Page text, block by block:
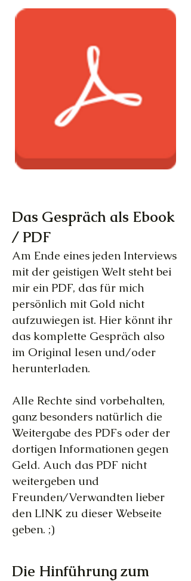
Das Gespräch als Ebook
/ PDF
Am Ende eines jeden Interviews
mit der geistigen Welt steht bei
mir ein PDF, das für mich
persönlich mit Gold nicht
aufzuwiegen ist. Hier könnt ihr
das komplette Gespräch also
im Original lesen und/oder
herunterladen.
Alle Rechte sind vorbehalten,
ganz besonders natürlich die
Weitergabe des PDFs oder der
dortigen Informationen gegen
Geld. Auch das PDF nicht
weitergeben und
Freunden/Verwandten lieber
den LINK zu dieser Webseite
geben. ;)
Die Hinführung zum